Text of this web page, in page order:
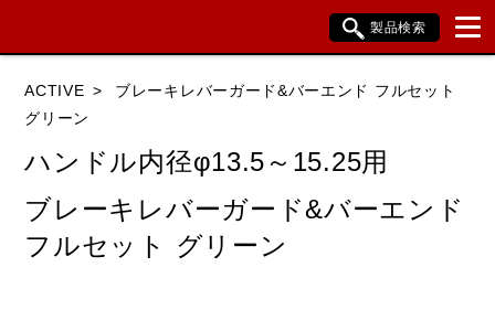
製品検索
HONDA YAMAHA SUZUKI
KAWASAKI BMW DUCATI
ACTIVE
ブレーキレバーガード&バーエンド フルセット
グリーン
ハンドル内径φ13.5～15.25用
ブレーキレバーガード&バーエンド
フルセット グリーン